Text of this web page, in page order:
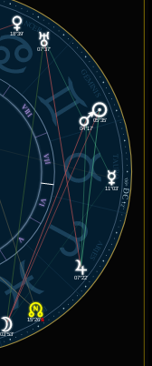
06°
DC
12'
ARIES
TAURO
GÉMINIS
CÁNCER
PISCIS
V
VI
VII
VIII
05°35'
03°53'
11°03'
18°39'
04°17'
07°22'
07°37'
15°26'℞